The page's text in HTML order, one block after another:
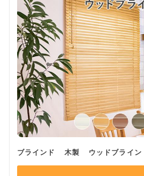
ブラインド 木製 ウッドブライン